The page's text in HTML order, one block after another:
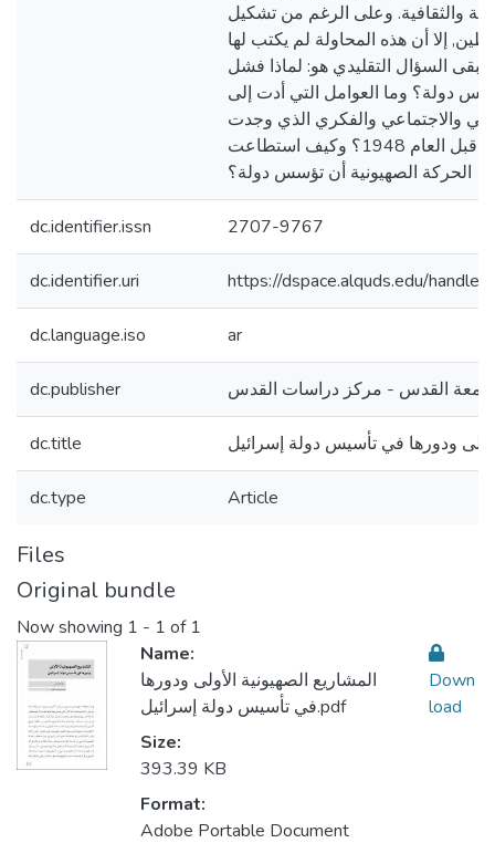
والثقافية. وعلى الرغم من تشكيل
إلا أن هذه المحاولة لم يكتب لها
يبقى السؤال التقليدي هو: لماذا فشل
دولة؟ وما العوامل التي أدت إلى
والاجتماعي والفكري الذي وجدت
به الصهيونية بالذات قبل العام 1948؟ وكيف استطاعت
الحركة الصهيونية أن تؤسس دولة؟
dc.identifier.issn 2707-9767
dc.identifier.uri https://dspace.alquds.edu/
dc.language.iso ar
dc.publisher القدس - مركز دراسات القدس
dc.title ودورها في تأسيس دولة إسرائيل
dc.type Article
Files
Original bundle
Now showing 1 - 1 of 1
Name:
المشاريع الصهيونية الأولى ودورها
في تأسيس دولة إسرائيل.pdf
Size:
393.39 KB
Format:
Adobe Portable Document
Down
load